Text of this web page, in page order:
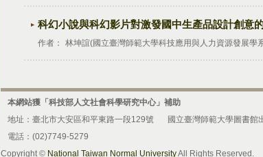
科幻小說與科幻影片對激發國中生產品設計創意
作者： 林坤誼(國立臺灣師範大學科技應用與人力資源發展學
本網站獲「科技部人文社會科學研究中心」補助
地址：臺北市大安區和平東路一段129號
國立臺灣師範大學圖書館
電話：(02)7749-5279
Copyright © National Taiwan Normal UniversityAll Rights Reserved.